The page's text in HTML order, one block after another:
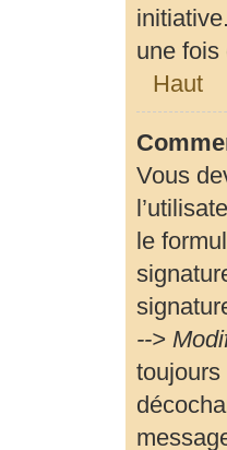
une fois
Haut
Vous
le
-->
toujours